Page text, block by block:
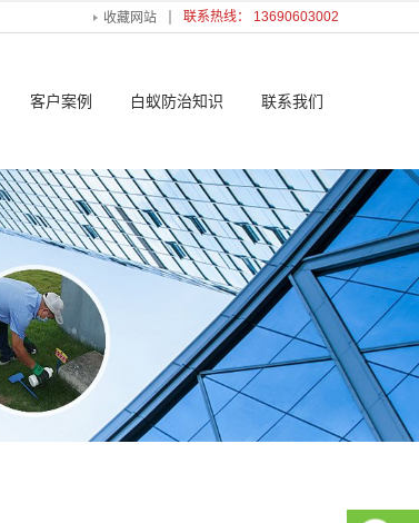
收藏网站 联系热线： 13690603002
客户案例 白蚁防治知识 联系我们